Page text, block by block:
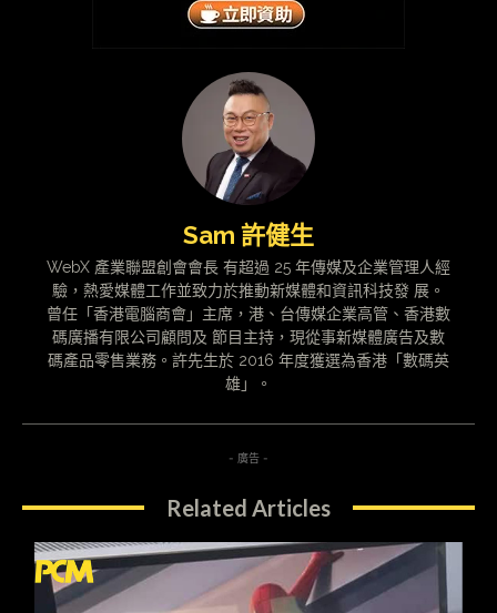
Sam 許健生
WebX 產業聯盟創會會長 有超過 25 年傳媒及企業管理人經
驗，熱愛媒體工作並致力於推動新媒體和資訊科技發 展。
曾任「香港電腦商會」主席，港、台傳媒企業高管、香港數
碼廣播有限公司顧問及 節目主持，現從事新媒體廣告及數
碼產品零售業務。許先生於 2016 年度獲選為香港「數碼英
雄」。
- 廣告 -
Related Articles